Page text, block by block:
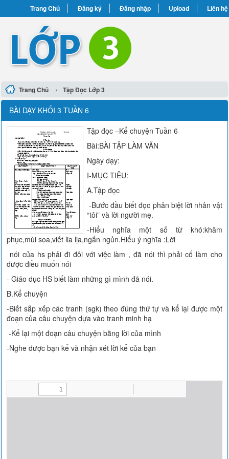
Trang Chủ Đăng ký Đăng nhập Upload Liên hệ
Trang Chủ › Tập Đọc Lớp 3
BÀI DẠY KHỐI 3 TUẦN 6
Tập đọc –Kể chuyện Tuần 6
Bài:BÀI TẬP LÀM VĂN
Ngày dạy:
I-MỤC TIÊU:
A.Tập đọc
-Bước đầu biết đọc phân biệt lời nhân vật
“tôi” và lời người mẹ.
-Hiểu nghĩa một số từ khó:khâm
phục,mùi soa,viết lia lịa,ngắn ngủn.Hiểu ý nghĩa :Lời
nói của hs phải đi đôi với việc làm , đã nói thì phải cố làm cho
được điều muốn nói
- Giáo dục HS biết làm những gì mình đã nói.
B.Kể chuyện
-Biết sắp xếp các tranh (sgk) theo đúng thứ tự và kể lại được một
đoạn của câu chuyện dựa vào tranh minh hạ
-Kể lại một đoạn câu chuyện bằng lời của mình
-Nghe được bạn kể và nhận xét lời kể của bạn